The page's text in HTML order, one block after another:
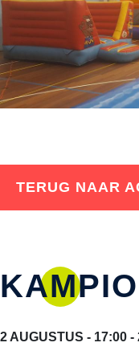
TERUG NAAR
2 AUGUSTUS - 17:00 -